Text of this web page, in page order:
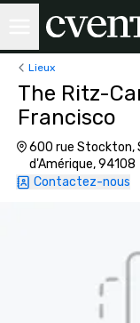
Lieux
The Ritz-
Francisco
600 rue Stockton,
d'Amérique, 94108
Contactez-nous